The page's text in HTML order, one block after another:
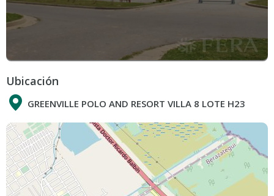
Ubicación
GREENVILLE POLO AND RESORT VILLA 8 LOTE H23